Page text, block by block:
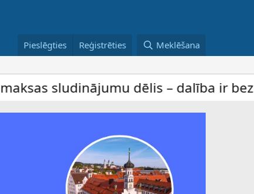
Pieslēgties Reģistrēties Meklēšana
dēlis – dalība ir bez